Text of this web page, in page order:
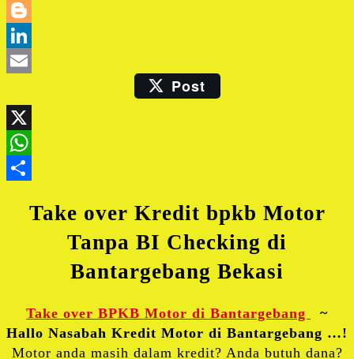
Email Post
Take over Kredit bpkb Motor
Tanpa BI Checking di
Bantargebang Bekasi
Take over BPKB Motor di Bantargebang
~
Hallo Nasabah Kredit Motor di Bantargebang …!
Motor anda masih dalam kredit? Anda butuh dana?